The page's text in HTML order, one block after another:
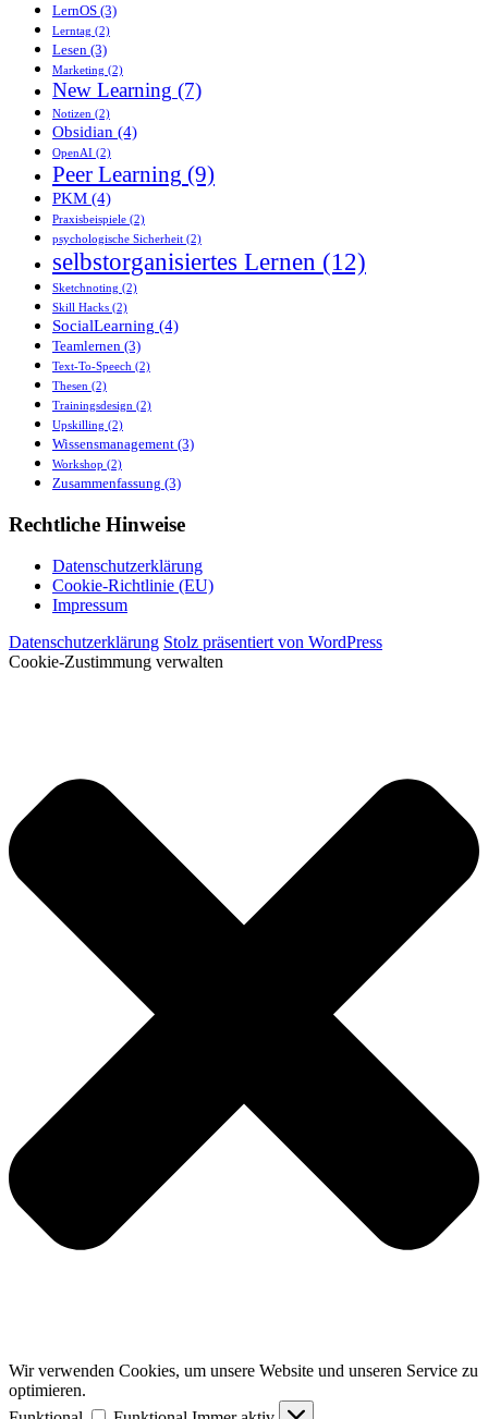
LernOS (3)
Lerntag (2)
Lesen (3)
Marketing (2)
New Learning (7)
Notizen (2)
Obsidian (4)
OpenAI (2)
Peer Learning (9)
PKM (4)
Praxisbeispiele (2)
psychologische Sicherheit (2)
selbstorganisiertes Lernen (12)
Sketchnoting (2)
Skill Hacks (2)
SocialLearning (4)
Teamlernen (3)
Text-To-Speech (2)
Thesen (2)
Trainingsdesign (2)
Upskilling (2)
Wissensmanagement (3)
Workshop (2)
Zusammenfassung (3)
Rechtliche Hinweise
Datenschutzerklärung
Cookie-Richtlinie (EU)
Impressum
Datenschutzerklärung Stolz präsentiert von WordPress
Cookie-Zustimmung verwalten
Wir verwenden Cookies, um unsere Website und unseren Service zu
optimieren.